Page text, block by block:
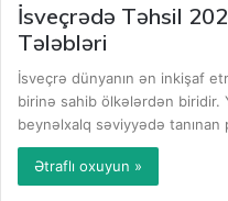
İsveçrədə Təhsil
Tələbləri
İsveçrə dünyanın ən inkişaf
birinə sahib ölkələrdən biridir.
beynəlxalq səviyyədə tanınan
Ətraflı oxuyun »